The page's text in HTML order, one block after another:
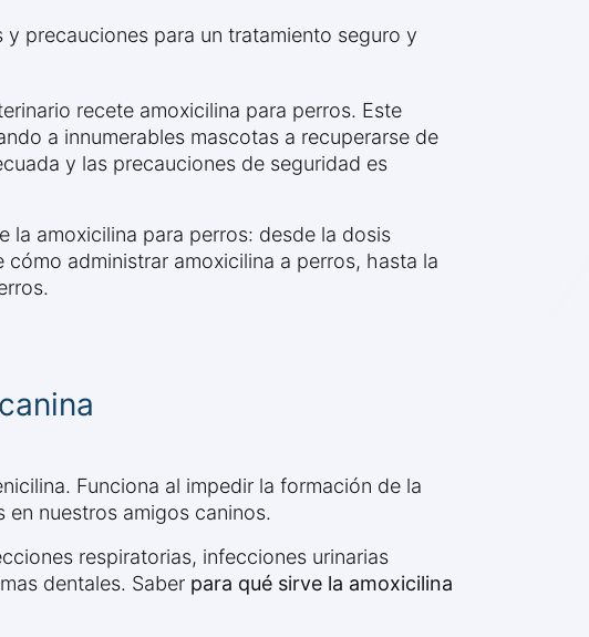
precauciones para un tratamiento seguro y
recete amoxicilina para perros. Este
a innumerables mascotas a recuperarse de
y las precauciones de seguridad es
la amoxicilina para perros: desde la dosis
administrar amoxicilina a perros, hasta la
Funciona al impedir la formación de la
nuestros amigos caninos.
respiratorias, infecciones urinarias
dentales. Saber para qué sirve la amoxicilina